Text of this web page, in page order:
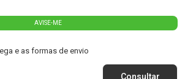
AVISE-ME
e as formas de envio